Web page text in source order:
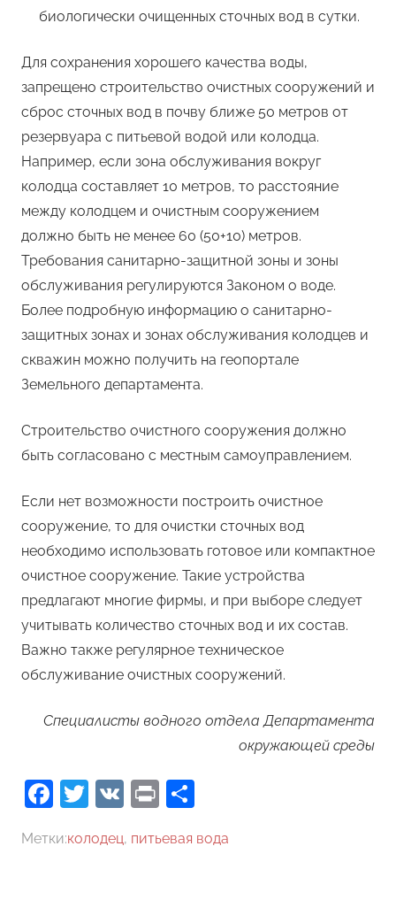
биологически очищенных сточных вод в сутки.
Для сохранения хорошего качества воды,
запрещено строительство очистных сооружений и
сброс сточных вод в почву ближе 50 метров от
резервуара с питьевой водой или колодца.
Например, если зона обслуживания вокруг
колодца составляет 10 метров, то расстояние
между колодцем и очистным сооружением
должно быть не менее 60 (50+10) метров.
Требования санитарно-защитной зоны и зоны
обслуживания регулируются Законом о воде.
Более подробную информацию о санитарно-
защитных зонах и зонах обслуживания колодцев и
скважин можно получить на геопортале
Земельного департамента.
Строительство очистного сооружения должно
быть согласовано с местным самоуправлением.
Если нет возможности построить очистное
сооружение, то для очистки сточных вод
необходимо использовать готовое или компактное
очистное сооружение. Такие устройства
предлагают многие фирмы, и при выборе следует
учитывать количество сточных вод и их состав.
Важно также регулярное техническое
обслуживание очистных сооружений.
Специалисты водного отдела Департамента
окружающей среды
Facebook
Twitter
VK Print
Метки:колодец, питьевая вода